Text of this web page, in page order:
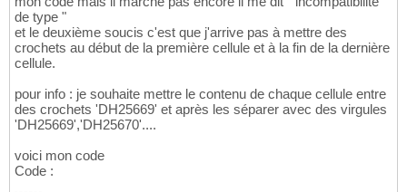
de type "
et le deuxième soucis c'est que j'arrive pas à mettre des
crochets au début de la première cellule et à la fin de la dernière
cellule.
pour info : je souhaite mettre le contenu de chaque cellule entre
des crochets 'DH25669' et après les séparer avec des virgules
'DH25669','DH25670'....
voici mon code
Code :